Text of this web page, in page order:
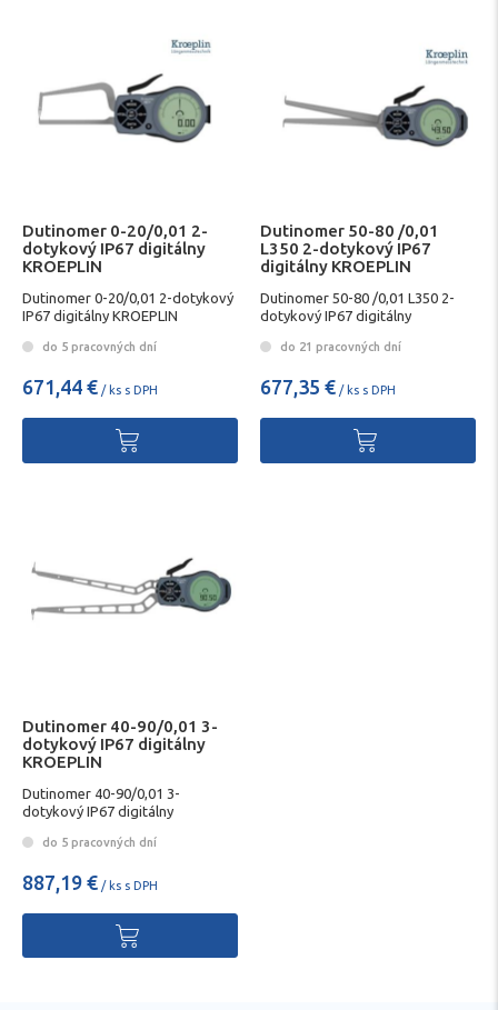
Dutinomer 0-20/0,01 2-
dotykový IP67 digitálny
KROEPLIN
Dutinomer 0-20/0,01 2-dotykový
IP67 digitálny KROEPLIN
do 5 pracovných dní
671,44 € / ks s DPH
Dutinomer 50-80 /0,01
L350 2-dotykový IP67
digitálny KROEPLIN
Dutinomer 50-80 /0,01 L350 2-
dotykový IP67 digitálny
do 21 pracovných dní
677,35 € / ks s DPH
Dutinomer 40-90/0,01 3-
dotykový IP67 digitálny
KROEPLIN
Dutinomer 40-90/0,01 3-
dotykový IP67 digitálny
do 5 pracovných dní
887,19 € / ks s DPH